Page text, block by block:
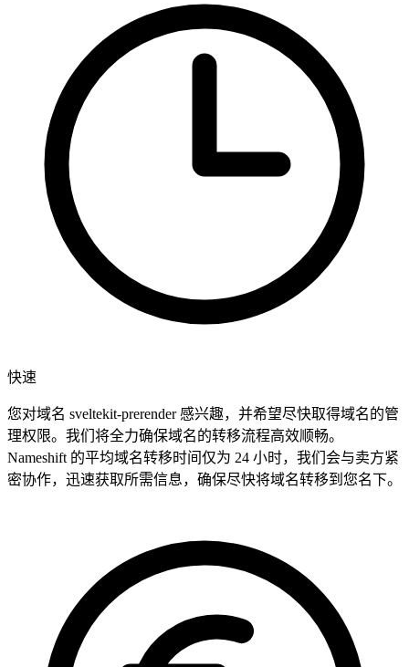
快速
您对域名 sveltekit-prerender 感兴趣，并希望尽快取得域名的管
理权限。我们将全力确保域名的转移流程高效顺畅。
Nameshift 的平均域名转移时间仅为 24 小时，我们会与卖方紧
密协作，迅速获取所需信息，确保尽快将域名转移到您名下。